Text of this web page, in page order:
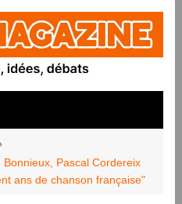
Pascal Cordereix
ans de chanson française"